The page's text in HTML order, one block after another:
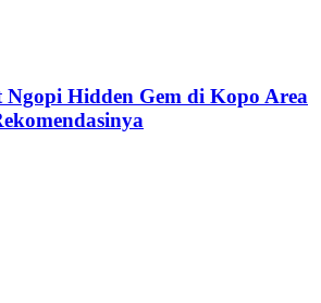
Hidden Gem di Kopo Area